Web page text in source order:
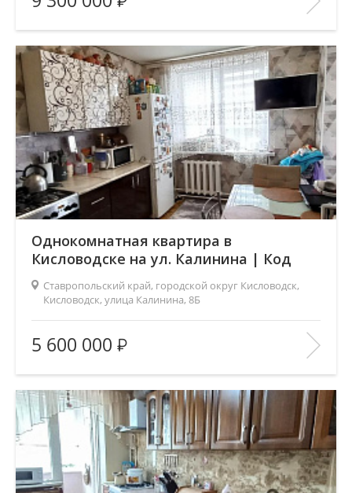
Число комнат:
4
Этаж:
5/5
В ИЗБРАННОЕ
Однокомнатная квартира в
Кисловодске на ул. Калинина | Код
5330Ставропольский край, городской округ Кисловодск,
Кисловодск, улица Калинина, 8Б
Площадь(общ. /жил. /кухня), м2:
40/18/9
Число комнат:
1
Этаж:
5/5
В ИЗБРАННОЕ
5 600 000